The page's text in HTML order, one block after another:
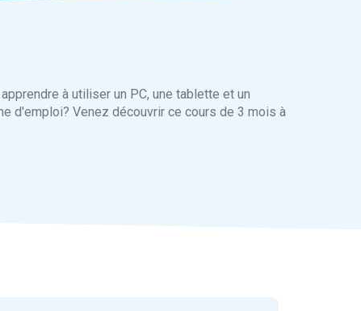
à utiliser un PC, une tablette et un
d'emploi? Venez découvrir ce cours de 3 mois à